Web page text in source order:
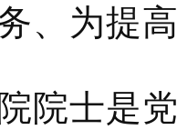
、为提
士是党